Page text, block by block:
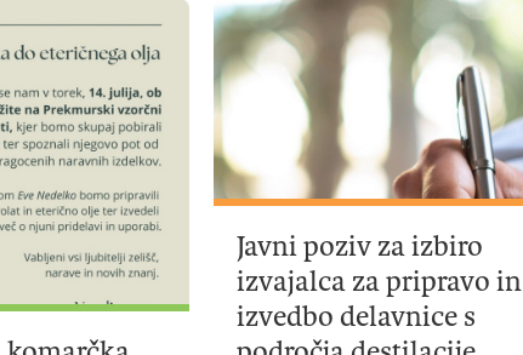
Javni poziv za izbiro
izvajalca za pripravo in
izvedbo delavnice s